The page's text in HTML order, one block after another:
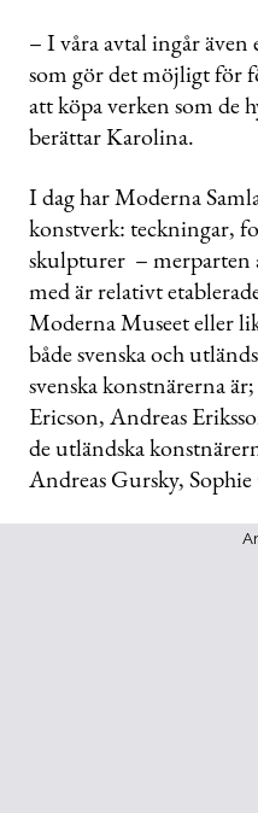
– I våra avtal ingår
som gör det möjligt för
att köpa verken som de
berättar Karolina.
I dag har Moderna
konstverk: teckningar,
skulpturer – merparten
med är relativt
Moderna Museet eller
både svenska och
svenska konstnärerna
Ericson, Andreas
de utländska
Andreas Gursky,